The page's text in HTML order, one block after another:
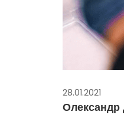
28.01.2021
Олександр